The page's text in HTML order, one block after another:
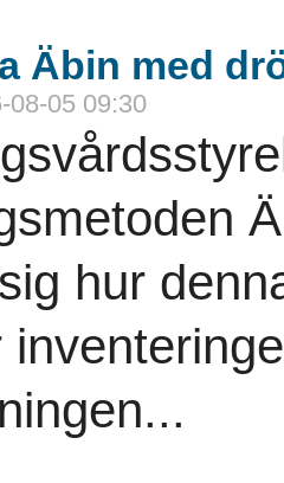
Äbin med
05 09:30
hur